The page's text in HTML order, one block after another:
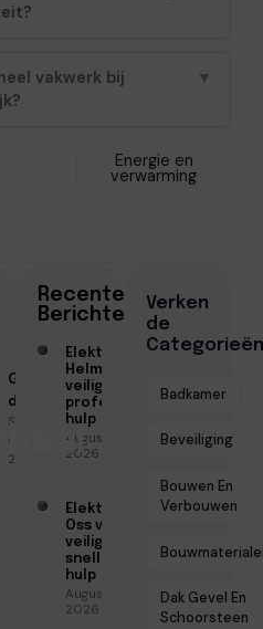
vakwerk bij
▼
Energie en
verwarming
Geschreven
door
Sofia Mendes
● April 28,
2026
Recente
Berichten
Elektricien
Helmond voor
veilige en
professionele
hulp
Augustus 6,
2026
Elektricien
Oss voor
veilige en
snelle
hulp
Augustus 6,
2026
Verken
de
Categorieën
Badkamer
Beveiliging
Bouwen En
Verbouwen
Dak Gevel En
Schoorsteen